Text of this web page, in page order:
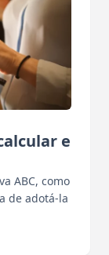
e
ABC, como
de adotá-la